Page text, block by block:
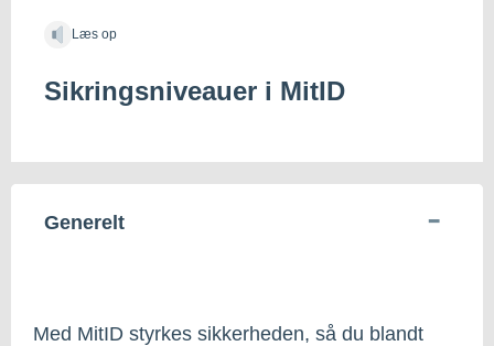
Læs op
Sikringsniveauer i MitID
Generelt
Med MitID styrkes sikkerheden, så du blandt